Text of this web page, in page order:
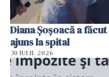
Diana Șoșoacă a
ajuns la spital
30 IULIE 2026